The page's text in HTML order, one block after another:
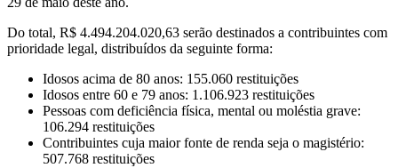
Do total, R$ 4.494.204.020,63 serão destinados a contribuintes com
prioridade legal, distribuídos da seguinte forma:
Idosos acima de 80 anos: 155.060 restituições
Idosos entre 60 e 79 anos: 1.106.923 restituições
Pessoas com deficiência física, mental ou moléstia grave:
106.294 restituições
Contribuintes cuja maior fonte de renda seja o magistério:
507.768 restituições